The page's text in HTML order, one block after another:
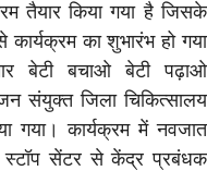
तैयार किया गया है जिसके
का शुभारंभ हो गया
बेटी बचाओ बेटी पढ़ाओ
संयुक्त जिला चिकित्सालय
गया। कार्यक्रम में नवजात
स्टॉप सेंटर से केंद्र प्रबंधक